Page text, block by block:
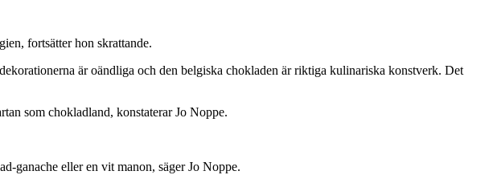
fortsätter hon skrattande.
är oändliga och den belgiska chokladen är riktiga kulinariska konstverk. Det
som chokladland, konstaterar Jo Noppe.
ganache eller en vit manon, säger Jo Noppe.